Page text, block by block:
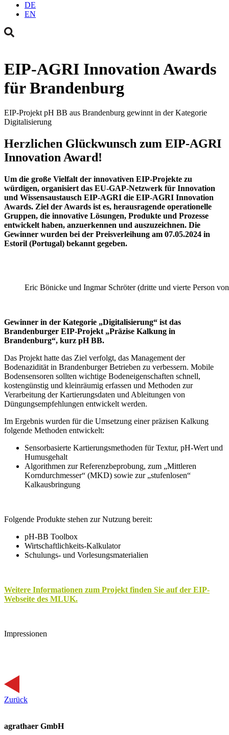
DE
EN
EIP-AGRI Innovation Awards
für Brandenburg
EIP-Projekt pH BB aus Brandenburg gewinnt in der Kategorie
Digitalisierung
Herzlichen Glückwunsch zum EIP-AGRI
Innovation Award!
Um die große Vielfalt der innovativen EIP-Projekte zu
würdigen, organisiert das EU-GAP-Netzwerk für Innovation
und Wissensaustausch EIP-AGRI die EIP-AGRI Innovation
Awards. Ziel der Awards ist es, herausragende operationelle
Gruppen, die innovative Lösungen, Produkte und Prozesse
entwickelt haben, anzuerkennen und auszuzeichnen. Die
Gewinner wurden bei der Preisverleihung am 07.05.2024 in
Estoril (Portugal) bekannt gegeben.
Eric Bönicke und Ingmar Schröter (dritte und vierte Person
Gewinner in der Kategorie „Digitalisierung“ ist das
Brandenburger EIP-Projekt „Präzise Kalkung in
Brandenburg“, kurz pH BB.
Das Projekt hatte das Ziel verfolgt, das Management der
Bodenazidität in Brandenburger Betrieben zu verbessern. Mobile
Bodensensoren sollten wichtige Bodeneigenschaften schnell,
kostengünstig und kleinräumig erfassen und Methoden zur
Verarbeitung der Kartierungsdaten und Ableitungen von
Düngungsempfehlungen entwickelt werden.
Im Ergebnis wurden für die Umsetzung einer präzisen Kalkung
folgende Methoden entwickelt:
Sensorbasierte Kartierungsmethoden für Textur, pH-Wert und
Humusgehalt
Algorithmen zur Referenzbeprobung, zum „Mittleren
Korndurchmesser“ (MKD) sowie zur „stufenlosen“
Kalkausbringung
Folgende Produkte stehen zur Nutzung bereit:
pH-BB Toolbox
Wirtschaftlichkeits-Kalkulator
Schulungs- und Vorlesungsmaterialien
Weitere Informationen zum Projekt finden Sie auf der EIP-
Webseite des MLUK.
Impressionen
Zurück
agrathaer GmbH